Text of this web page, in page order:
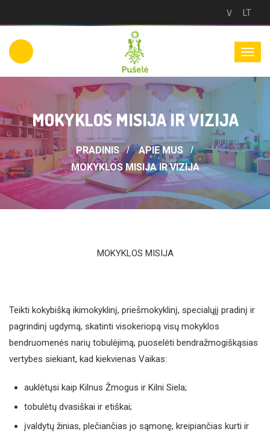
VersijaLT
MOKYKLOS MISIJA IR VIZIJA
PRADINIS
APIE MUS
MOKYKLOS MISIJA IR VIZIJA
MOKYKLOS MISIJA
Teikti kokybišką ikimokyklinį, priešmokyklinį, specialųjį pradinį ir
pagrindinį ugdymą, skatinti visokeriopą visų mokyklos
bendruomenės narių tobulėjimą, puoselėti bendražmogiškąsias
vertybes siekiant, kad kiekvienas Vaikas:
auklėtųsi kaip Kilnus Žmogus ir Kilni Siela;
tobulėtų dvasiškai ir etiškai;
įvaldytų žinias, plečiančias jo sąmonę, kreipiančias kurti ir